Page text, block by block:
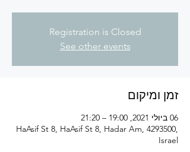
Registration is Closed
See other events
זמן ומיקום
06 ביולי 2021, 19:00 – 21:20
HaAsif St 8, HaAsif St 8, Hadar Am, 4293500,
Israel